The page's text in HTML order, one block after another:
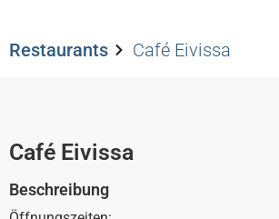
Restaurants Café Eivissa
Café Eivissa
Beschreibung